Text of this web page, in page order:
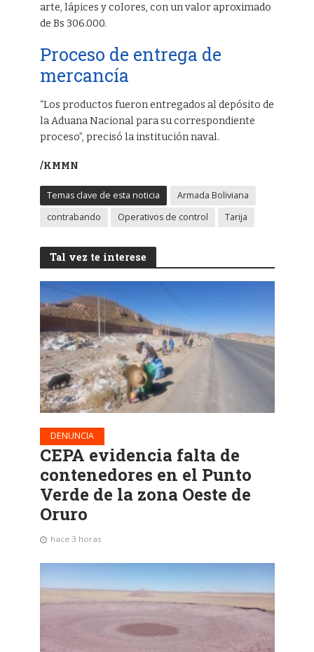
arte, lápices y colores, con un valor aproximado
de Bs 306.000.
Proceso de entrega de
mercancía
“Los productos fueron entregados al depósito de
la Aduana Nacional para su correspondiente
proceso”, precisó la institución naval.
/KMMN
Temas clave de esta noticia
Armada Boliviana
contrabando
Operativos de control Tarija
Tal vez te interese
DENUNCIA
CEPA evidencia falta de
contenedores en el Punto
Verde de la zona Oeste de
Oruro
hace 3 horas